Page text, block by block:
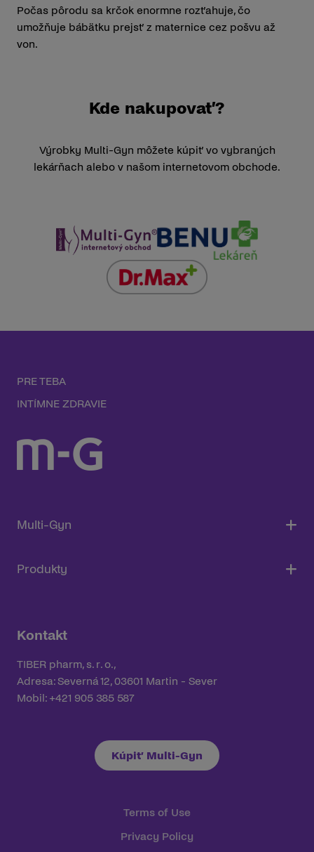
Počas pôrodu sa krčok enormne rozťahuje, čo
umožňuje bábätku prejsť z maternice cez pošvu až
von.
Kde nakupovať?
Výrobky Multi-Gyn môžete kúpiť vo vybraných
lekárňach alebo v našom internetovom obchode.
PRE TEBA
INTÍMNE ZDRAVIE
Multi-Gyn
Produkty
Kontakt
TIBER pharm, s. r. o.,
Adresa: Severná 12, 03601 Martin - Sever
Mobil: +421 905 385 587
Kúpiť Multi-Gyn
Terms of Use
Privacy Policy